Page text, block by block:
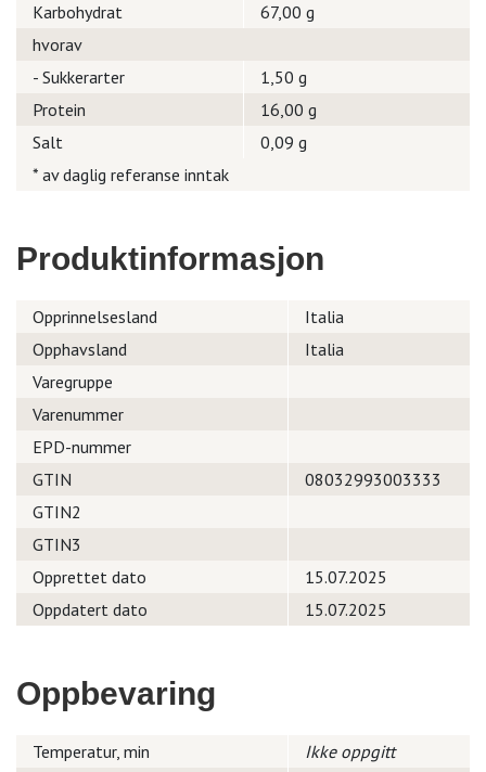
Karbohydrat
67,00 g
hvorav
- Sukkerarter
1,50 g
Protein
16,00 g
Salt
0,09 g
* av daglig referanse inntak
Produktinformasjon
Opprinnelsesland
Italia
Opphavsland
Italia
Varegruppe
Varenummer
EPD-nummer
GTIN
08032993003333
GTIN2
GTIN3
Opprettet dato
15.07.2025
Oppdatert dato
15.07.2025
Oppbevaring
Temperatur, min
Ikke oppgitt